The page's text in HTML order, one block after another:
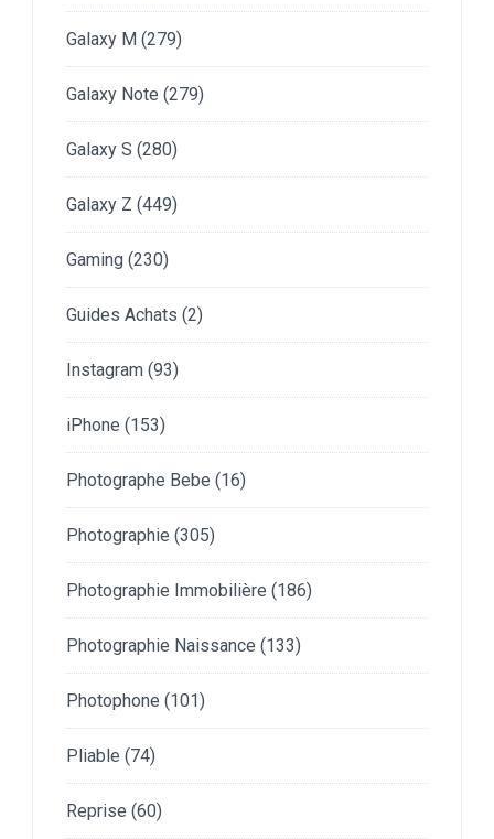
Galaxy M (279)
Galaxy Note (279)
Galaxy S (280)
Galaxy Z (449)
Gaming (230)
Guides Achats (2)
Instagram (93)
iPhone (153)
Photographe Bebe (16)
Photographie (305)
Photographie Immobilière (186)
Photographie Naissance (133)
Photophone (101)
Pliable (74)
Reprise (60)